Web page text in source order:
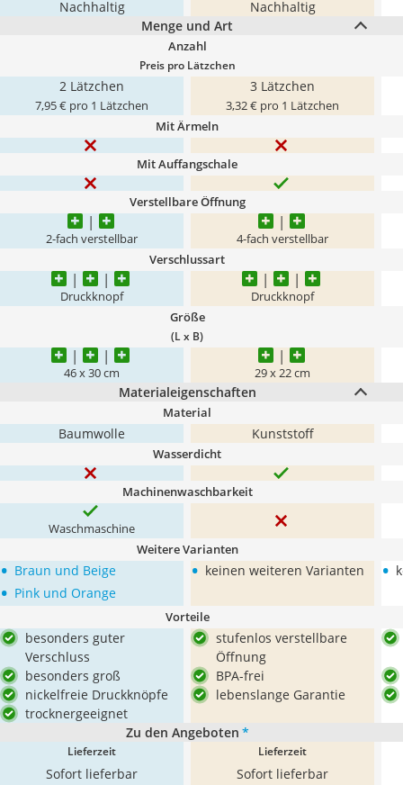
Nachhaltig
Nachhaltig
Menge und Art
Anzahl
Preis pro Lätzchen
2 Lätzchen
7,95 € pro 1 Lätzchen
3 Lätzchen
3,32 € pro 1 Lätzchen
Mit Ärmeln
Mit Auffangschale
Verstellbare Öffnung
2-fach verstellbar 4-fach verstellbar
Verschlussart
Druckknopf Druckknopf
Größe
(L x B)
46 x 30 cm 29 x 22 cm
Materialeigenschaften
Material
Baumwolle Kunststoff
Wasserdicht
Machinenwaschbarkeit
Waschmaschine
Weitere Varianten
• Braun und Beige
• Pink und Orange
• keinen weiteren Varianten •
Vorteile
besonders guter
Verschluss
besonders groß
nickelfreie Druckknöpfe
trocknergeeignet
stufenlos verstellbare
Öffnung
BPA-frei
lebenslange Garantie
Zu den Angeboten *
Lieferzeit
Sofort lieferbar
Lieferzeit
Sofort lieferbar